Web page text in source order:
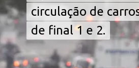
circulação de
de final 1 e 2.
circulação de
de final 1 e 2.